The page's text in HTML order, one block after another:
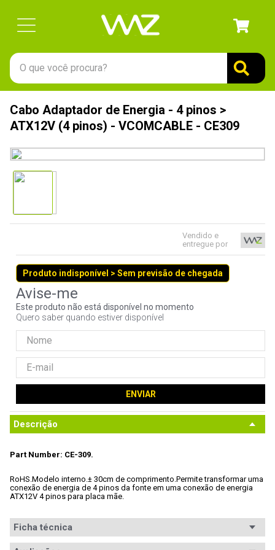
O que você procura?
Cabo Adaptador de Energia - 4 pinos >
ATX12V (4 pinos) - VCOMCABLE - CE309
Vendido e
entregue por
Produto indisponível > Sem previsão de chegada
Este produto não está disponível no momento
Quero saber quando estiver disponível
ENVIAR
Descrição
Part Number: CE-309.
RoHS.Modelo interno.± 30cm de comprimento.Permite transformar uma
conexão de energia de 4 pinos da fonte em uma conexão de energia
ATX12V 4 pinos para placa mãe.
Ficha técnica
1 º
gabinete
3º
ssd
6º
mouse
8º
controle
10º fractal